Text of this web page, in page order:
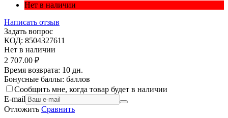
Нет в наличии
Написать отзыв
Задать вопрос
КОД: 8504327611
Нет в наличии
2 707.00 ₽
Время возврата: 10 дн.
Бонусные баллы: баллов
Сообщить мне, когда товар будет в наличии
E-mail
Отложить Сравнить